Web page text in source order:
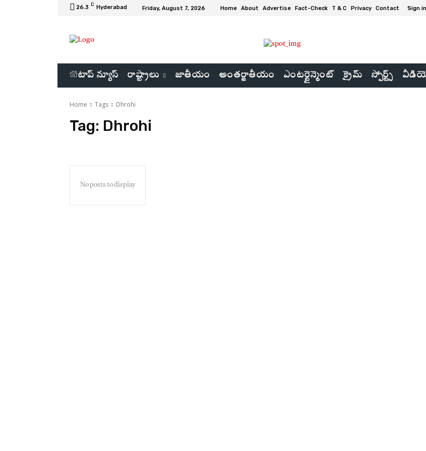
26.3 C Hyderabad Friday, August 7, 2026 Home About Advertise Fact-Check T & C Privacy Contact Sign
టాప్ న్యూస్ రాష్ట్రాలు జాతీయం అంతర్జాతీయం ఎంటర్టైన్మెంట్ క్రైమ్ స్పోర్ట్స్
Home Tags Dhrohi
Tag: Dhrohi
No posts to display